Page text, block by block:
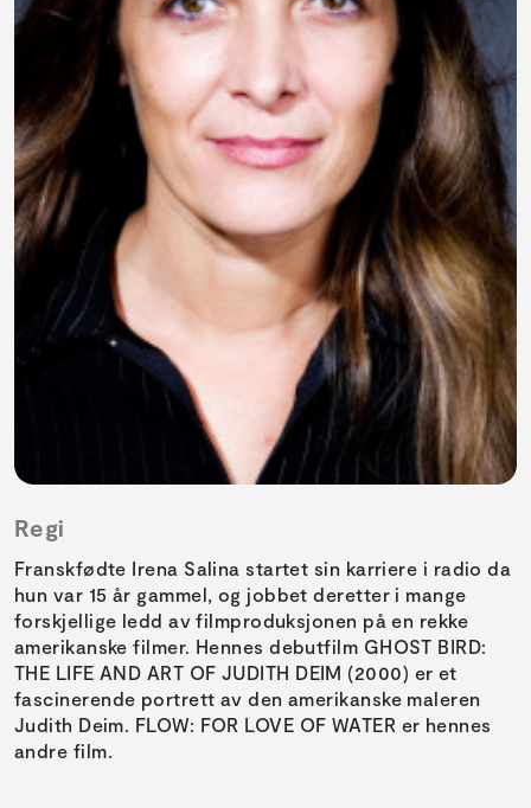
Regi
Franskfødte Irena Salina startet sin karriere i radio da
hun var 15 år gammel, og jobbet deretter i mange
forskjellige ledd av filmproduksjonen på en rekke
amerikanske filmer. Hennes debutfilm GHOST BIRD:
THE LIFE AND ART OF JUDITH DEIM (2000) er et
fascinerende portrett av den amerikanske maleren
Judith Deim. FLOW: FOR LOVE OF WATER er hennes
andre film.